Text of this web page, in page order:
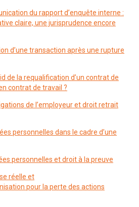
du rapport d’enquête interne :
claire, une jurisprudence encore
d’une transaction après une rupture
de la requalification d’un contrat de
contrat de travail ?
de l’employeur et droit retrait
personnelles dans le cadre d’une
personnelles et droit à la preuve
réelle et
pour la perte des actions